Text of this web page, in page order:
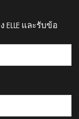
และรับข้อ